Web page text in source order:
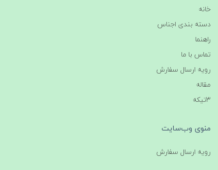
خانه
دسته بندی اجناس
راهنما
تماس با ما
رویه ارسال سفارش
مقاله
3تیکه
منوی وب‌سایت
رویه ارسال سفارش